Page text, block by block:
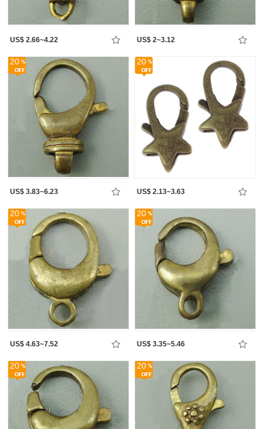
US$ 2.66~4.22 US$ 2~3.12
20
US$ 3.83~6.23
20
US$ 2.13~3.63
20
US$ 4.63~7.52
20
US$ 3.35~5.46
20 20